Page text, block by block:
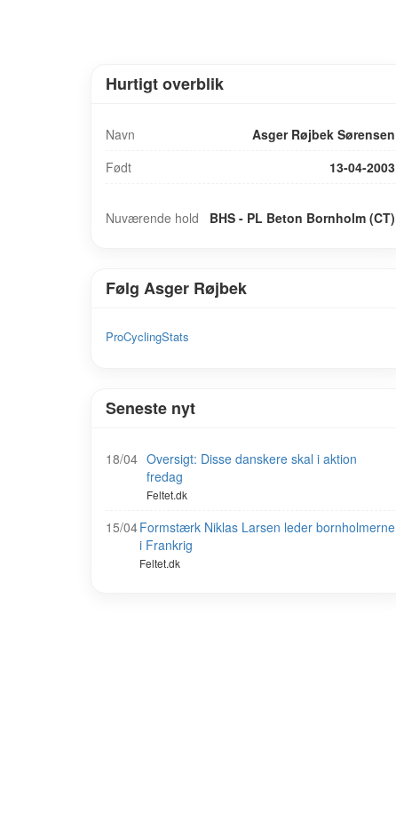
Hurtigt overblik
Navn
Asger Røjbek Sørensen
Født
13-04-2003
Nuværende hold BHS - PL Beton Bornholm (CT)
Følg Asger Røjbek
ProCyclingStats
Seneste nyt
18/04 Oversigt: Disse danskere skal i aktion
fredag
Feltet.dk
15/04Formstærk Niklas Larsen leder bornholmerne
i Frankrig
Feltet.dk